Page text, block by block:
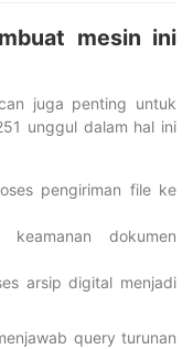
mesin ini
juga penting untuk
unggul dalam hal ini
pengiriman file ke
keamanan dokumen
arsip digital menjadi
query turunan